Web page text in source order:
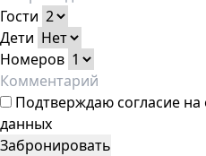
Гости
Дети
Номеров
Подтверждаюсогласие
данных
Забронировать